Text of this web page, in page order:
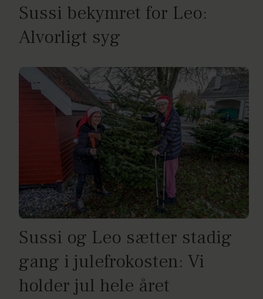
Sussi bekymret for Leo:
Alvorligt syg
Sussi og Leo sætter stadig
gang i julefrokosten: Vi
holder jul hele året